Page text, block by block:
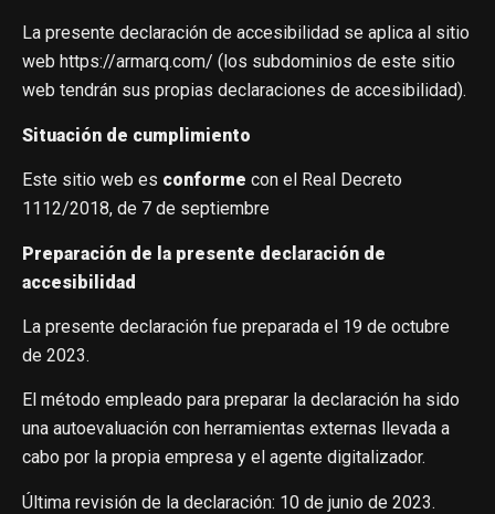
La presente declaración de accesibilidad se aplica al sitio
web https://armarq.com/ (los subdominios de este sitio
web tendrán sus propias declaraciones de accesibilidad).
Situación de cumplimiento
Este sitio web es conforme con el Real Decreto
1112/2018, de 7 de septiembre
Preparación de la presente declaración de
accesibilidad
La presente declaración fue preparada el 19 de octubre
de 2023.
El método empleado para preparar la declaración ha sido
una autoevaluación con herramientas externas llevada a
cabo por la propia empresa y el agente digitalizador.
Última revisión de la declaración: 10 de junio de 2023.